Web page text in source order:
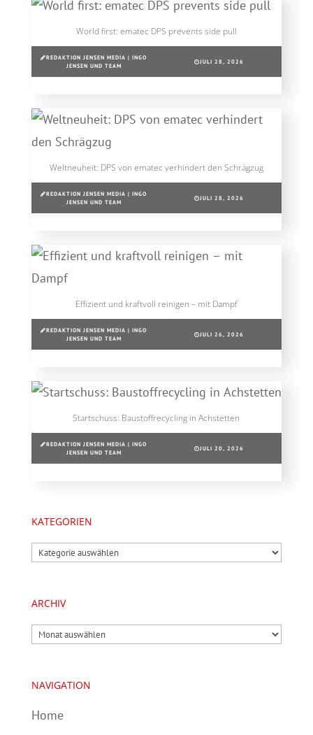
World first: ematec DPS prevents side pull
REDAKTION JENSEN MEDIA | INGO
JENSEN UND TEAM
JULI 28, 2026
Weltneuheit: DPS von ematec verhindert den Schrägzug
REDAKTION JENSEN MEDIA | INGO
JENSEN UND TEAM
JULI 28, 2026
Effizient und kraftvoll reinigen – mit Dampf
REDAKTION JENSEN MEDIA | INGO
JENSEN UND TEAM
JULI 26, 2026
Startschuss: Baustoffrecycling in Achstetten
REDAKTION JENSEN MEDIA | INGO
JENSEN UND TEAM
JULI 20, 2026
KATEGORIEN
Kategorien
ARCHIV
Archiv
NAVIGATION
Home